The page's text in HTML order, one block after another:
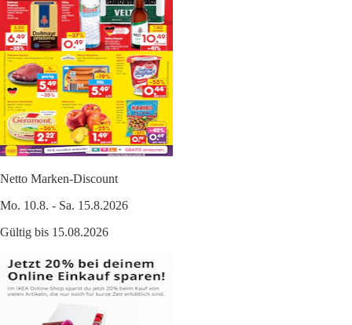
Netto Marken-Discount
Mo. 10.8. - Sa. 15.8.2026
Gültig bis 15.08.2026